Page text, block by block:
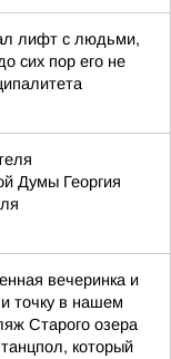
лифт с людьми,
сих пор его не
Думы Георгия
вечеринка и
точку в нашем
Старого озера
который